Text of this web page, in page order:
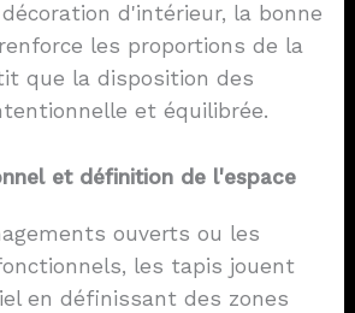
d'intérieur, la bonne
les proportions de la
que la disposition des
et équilibrée.
et définition de l'espace
ouverts ou les
les tapis jouent
en définissant des zones